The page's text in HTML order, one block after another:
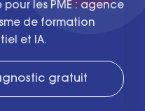
les PME : agence
de formation
et IA.
gratuit